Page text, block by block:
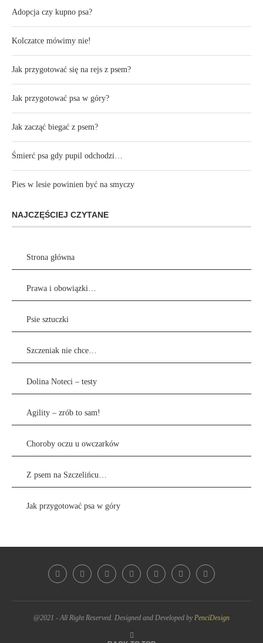
Adopcja czy kupno psa?
Kolczatce mówimy nie!
Jak przygotować się na rejs z psem?
Jak przygotować psa w góry?
Jak zacząć biegać z psem?
Śmierć psa gdy pupil odchodzi…
Pies w lesie powinien być na smyczy
NAJCZĘŚCIEJ CZYTANE
Strona główna
Prawa i obowiązki…
Psie sztuczki
Szczeniak nie chce…
Dolina Noteci – testy
Agility – zrób to sam!
Choroby oczu u owczarków
Z psem na Szczelińcu…
Jak przygotować psa w góry
@2021 - All Right Reserved. Designed and Developed by PenciDesign